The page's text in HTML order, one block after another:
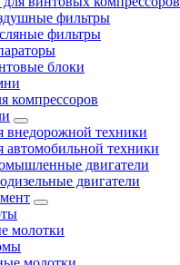
фильтры
фильтры
блоки
компрессоров
внедорожной техники
автомобильной техники
двигатели
двигатели
молотки